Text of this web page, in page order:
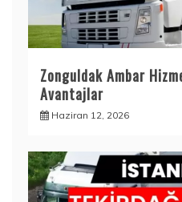
Zonguldak Ambar
Avantajlar
Haziran 12, 2026